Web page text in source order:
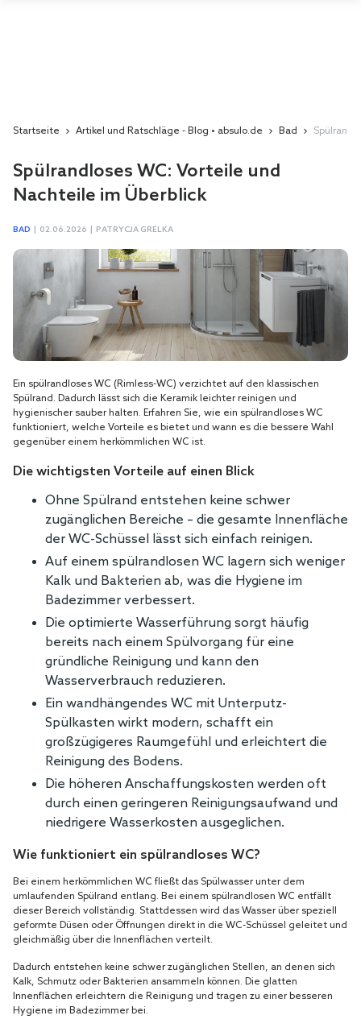
Startseite Artikel und Ratschläge - Blog • absulo.de Bad
Spülrandloses WC: Vorteile und
Nachteile im Überblick
BAD 02.06.2026 PATRYCJA GRELKA
Ein spülrandloses WC (Rimless-WC) verzichtet auf den klassischen
Spülrand. Dadurch lässt sich die Keramik leichter reinigen und
hygienischer sauber halten. Erfahren Sie, wie ein spülrandloses WC
funktioniert, welche Vorteile es bietet und wann es die bessere Wahl
gegenüber einem herkömmlichen WC ist.
Die wichtigsten Vorteile auf einen Blick
Ohne Spülrand entstehen keine schwer
zugänglichen Bereiche – die gesamte Innenfläche
der WC-Schüssel lässt sich einfach reinigen.
Auf einem spülrandlosen WC lagern sich weniger
Kalk und Bakterien ab, was die Hygiene im
Badezimmer verbessert.
Die optimierte Wasserführung sorgt häufig
bereits nach einem Spülvorgang für eine
gründliche Reinigung und kann den
Wasserverbrauch reduzieren.
Ein wandhängendes WC mit Unterputz-
Spülkasten wirkt modern, schafft ein
großzügigeres Raumgefühl und erleichtert die
Reinigung des Bodens.
Die höheren Anschaffungskosten werden oft
durch einen geringeren Reinigungsaufwand und
niedrigere Wasserkosten ausgeglichen.
Wie funktioniert ein spülrandloses WC?
Bei einem herkömmlichen WC fließt das Spülwasser unter dem
umlaufenden Spülrand entlang. Bei einem spülrandlosen WC entfällt
dieser Bereich vollständig. Stattdessen wird das Wasser über speziell
geformte Düsen oder Öffnungen direkt in die WC-Schüssel geleitet und
gleichmäßig über die Innenflächen verteilt.
Dadurch entstehen keine schwer zugänglichen Stellen, an denen sich
Kalk, Schmutz oder Bakterien ansammeln können. Die glatten
Innenflächen erleichtern die Reinigung und tragen zu einer besseren
Hygiene im Badezimmer bei.